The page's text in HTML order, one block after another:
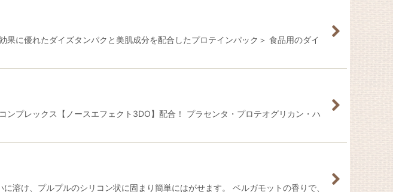
に優れたダイズタンパクと美肌成分を配合したプロテインパック＞ 食品用のダイ
プレックス【ノースエフェクト3DO】配合！ プラセンタ・プロテオグリカン・ハ
溶け、プルプルのシリコン状に固まり簡単にはがせます。 ベルガモットの香りで、